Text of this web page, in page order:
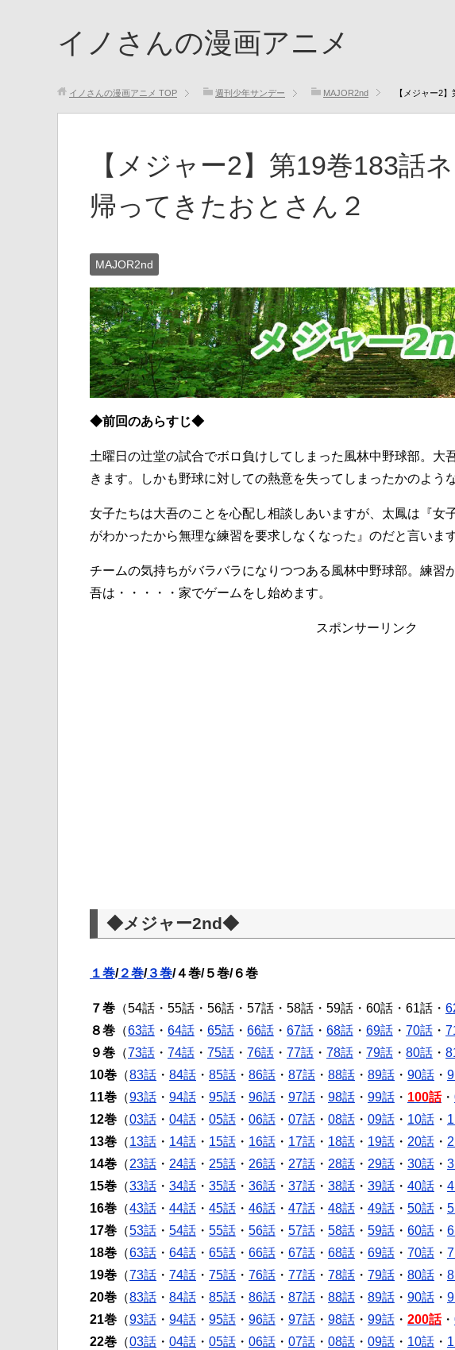
イノさんの漫画アニメ
イノさんの漫画アニメ TOP 週刊少年サンデー MAJOR2nd 【メジャー2
【メジャー2】第19巻183話
帰ってきたおとさん２
MAJOR2nd
◆前回のあらすじ◆
土曜日の辻堂の試合でボロ負けしてしまった風林中野球部。大
きます。しかも野球に対しての熱意を失ってしまったかのよう
女子たちは大吾のことを心配し相談しあいますが、太鳳は『女
がわかったから無理な練習を要求しなくなった』のだと言います
チームの気持ちがバラバラになりつつある風林中野球部。練習
吾は・・・・・家でゲームをし始めます。
スポンサーリンク
◆メジャー2nd◆
１巻/２巻/３巻/４巻/５巻/６巻
７巻 （54話・55話・56話・57話・58話・59話・60話・61話・
８巻 （63話 ・ 64話 ・ 65話 ・ 66話 ・ 67話 ・ 68話 ・ 69話 ・ 70話 ・
９巻 （73話 ・ 74話 ・ 75話 ・ 76話 ・ 77話 ・ 78話 ・ 79話 ・ 80話 ・
10巻 （83話 ・ 84話 ・ 85話 ・ 86話 ・ 87話 ・ 88話 ・ 89話 ・ 90話 ・
11巻 （93話 ・ 94話 ・ 95話 ・ 96話 ・ 97話 ・ 98話 ・ 99話 ・ 100話・
12巻 （03話 ・ 04話 ・ 05話 ・ 06話 ・ 07話 ・ 08話 ・ 09話 ・ 10話 ・
13巻 （13話 ・ 14話 ・ 15話 ・ 16話 ・ 17話 ・ 18話 ・ 19話 ・ 20話 ・
14巻 （23話 ・ 24話 ・ 25話 ・ 26話 ・ 27話 ・ 28話 ・ 29話 ・ 30話 ・
15巻 （33話 ・ 34話 ・ 35話 ・ 36話 ・ 37話 ・ 38話 ・ 39話 ・ 40話 ・
16巻 （43話 ・ 44話 ・ 45話 ・ 46話 ・ 47話 ・ 48話 ・ 49話 ・ 50話 ・
17巻 （53話 ・ 54話 ・ 55話 ・ 56話 ・ 57話 ・ 58話 ・ 59話 ・ 60話 ・
18巻 （63話 ・ 64話 ・ 65話 ・ 66話 ・ 67話 ・ 68話 ・ 69話 ・ 70話 ・
19巻 （73話 ・ 74話 ・ 75話 ・ 76話 ・ 77話 ・ 78話 ・ 79話 ・ 80話 ・
20巻 （83話 ・ 84話 ・ 85話 ・ 86話 ・ 87話 ・ 88話 ・ 89話 ・ 90話 ・
21巻 （93話 ・ 94話 ・ 95話 ・ 96話 ・ 97話 ・ 98話 ・ 99話 ・ 200話・
22巻 （03話 ・ 04話 ・ 05話 ・ 06話 ・ 07話 ・ 08話 ・ 09話 ・ 10話 ・